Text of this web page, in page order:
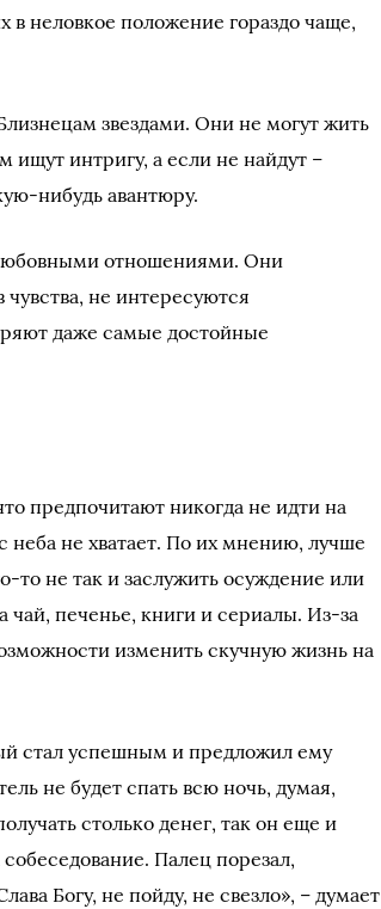
в неловкое положение гораздо чаще,
звездами. Они не могут жить
ищут интригу, а если не найдут –
нибудь авантюру.
отношениями. Они
не интересуются
даже самые достойные
предпочитают никогда не идти на
неба не хватает. По их мнению, лучше
то не так и заслужить осуждение или
печенье, книги и сериалы. Из-за
изменить скучную жизнь на
стал успешным и предложил ему
не будет спать всю ночь, думая,
столько денег, так он еще и
Палец порезал,
Богу, не пойду, не свезло», – думает